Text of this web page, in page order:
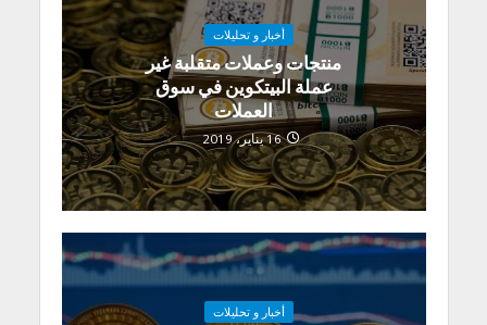
أخبار و تحليلات
منتجات وعملات متقلبة غير
عملة البيتكوين في سوق
العملات
16 يناير، 2019
أخبار و تحليلات